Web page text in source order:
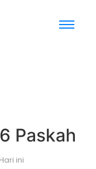
Paskah
ini